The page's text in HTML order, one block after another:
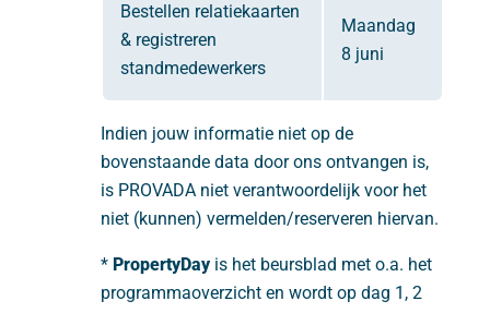
Bestellen relatiekaarten
& registreren
standmedewerkers
Maandag
8 juni
Indien jouw informatie niet op de
bovenstaande data door ons ontvangen is,
is PROVADA niet verantwoordelijk voor het
niet (kunnen) vermelden/reserveren hiervan.
* PropertyDay is het beursblad met o.a. het
programmaoverzicht en wordt op dag 1, 2